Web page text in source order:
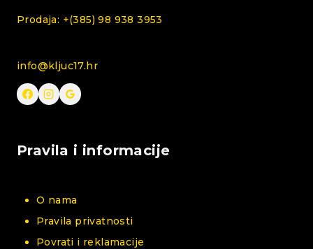
Prodaja: +(385) 98 938 3953
info@kljuc17.hr
Pravila i informacije
O nama
Pravila privatnosti
Povrati i reklamacije